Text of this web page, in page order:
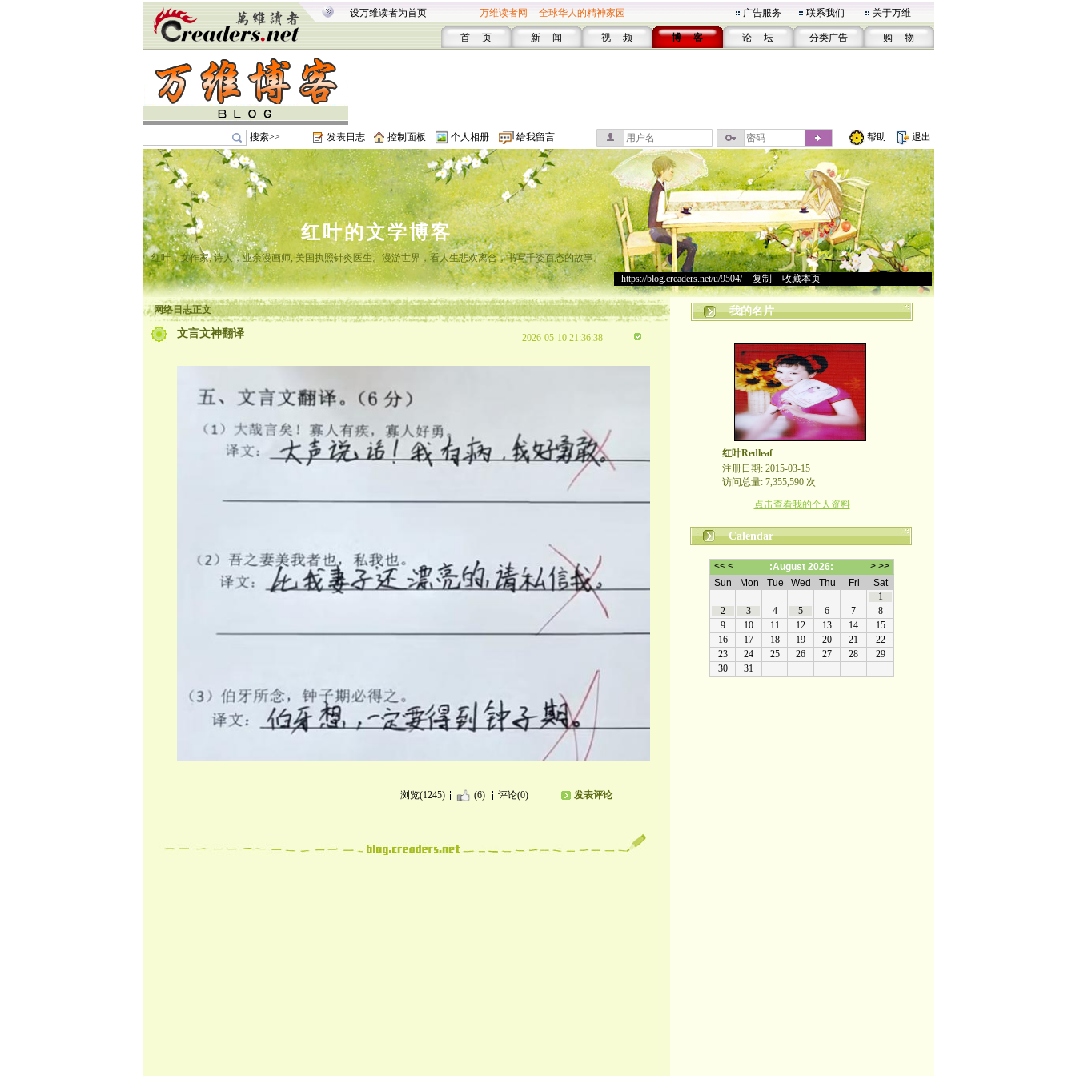
设万维读者为首页 万维读者网 -- 全球华人的精神家园 广告服务 联系我们 关于万维
首 页 新 闻 视 频 博 客 论 坛 分类广告 购 物
搜索>> 发表日志 控制面板 个人相册 给我留言 帮助 退出
红叶的文学博客
红叶，女作家, 诗人，业余漫画师, 美国执照针灸医生。漫游世界，看人生悲欢离合，书写千姿百态的故事。
https://blog.creaders.net/u/9504/> 复制 收藏本页
网络日志正文
文言文神翻译 2026-05-10 21:36:38
浏览(1245) (6) 评论(0) 发表评论
我的名片
红叶Redleaf
注册日期: 2015-03-15
访问总量: 7,355,590 次
点击查看我的个人资料
Calendar